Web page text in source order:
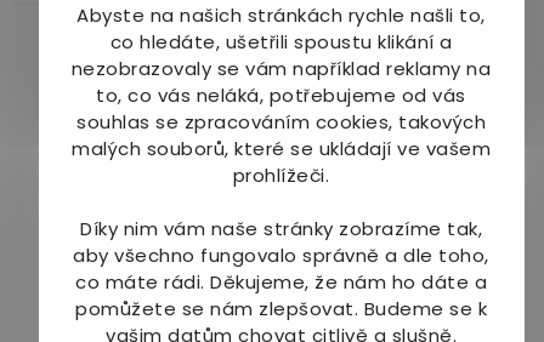
Abyste na našich stránkách rychle našli to,
co hledáte, ušetřili spoustu klikání a
nezobrazovaly se vám například reklamy na
to, co vás neláká, potřebujeme od vás
souhlas se zpracováním cookies, takových
malých souborů, které se ukládají ve vašem
prohlížeči.
Díky nim vám naše stránky zobrazíme tak,
aby všechno fungovalo správně a dle toho,
co máte rádi. Děkujeme, že nám ho dáte a
pomůžete se nám zlepšovat. Budeme se k
vašim datům chovat citlivě a slušně.
–14 %
ActivLab Isoactive
iontový nápoj s
ženšenem - grapefruit
20 sáčků
Průměrné
hodnocení
Dostupné do 5
dnů
–12 %
Allnature Sportlab
Elektrolyty grapefruit
295 g
Na dotaz